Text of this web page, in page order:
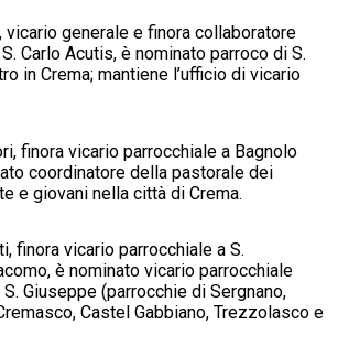
generale e finora collaboratore
Carlo Acutis, è nominato parroco di S.
in Crema; mantiene l’ufficio di vicario
finora vicario parrocchiale a Bagnolo
coordinatore della pastorale dei
e giovani nella città di Crema.
finora vicario parrocchiale a S.
è nominato vicario parrocchiale
Giuseppe (parrocchie di Sergnano,
Castel Gabbiano, Trezzolasco e